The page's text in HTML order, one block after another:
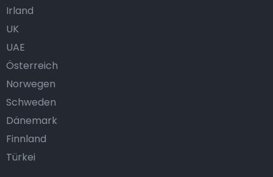
Irland
UK
UAE
Österreich
Norwegen
Schweden
Dänemark
Finnland
Türkei